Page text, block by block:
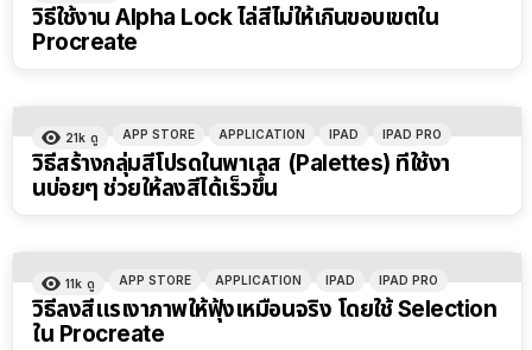
วิธีใช้งาน Alpha Lock ไล่สีไม่ให้เกินขอบเขตใน
Procreate
21k ดู APP STORE APPLICATION IPAD IPAD PRO
วิธีสร้างกลุ่มสีโปรดในพาเลส (Palettes) ที่ใช้งา
นบ่อยๆ ช่วยให้ลงสีได้เร็วขึ้น
11k ดู APP STORE APPLICATION IPAD IPAD PRO
วิธีลงสีแรเงาภาพให้ฟุ้งเหมือนจริง โดยใช้ Selection
ใน Procreate